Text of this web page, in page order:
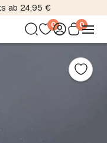
ab 24,95 €
0 0